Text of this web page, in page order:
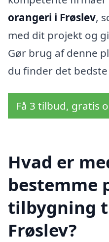
orangeri i Frøslev,
med dit projekt og
Gør brug af denne
du finder det
Få 3 tilbud, gratis
Hvad er
bestemme
tilbygning
Frøslev?